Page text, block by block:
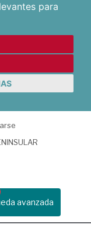
para
avanzada